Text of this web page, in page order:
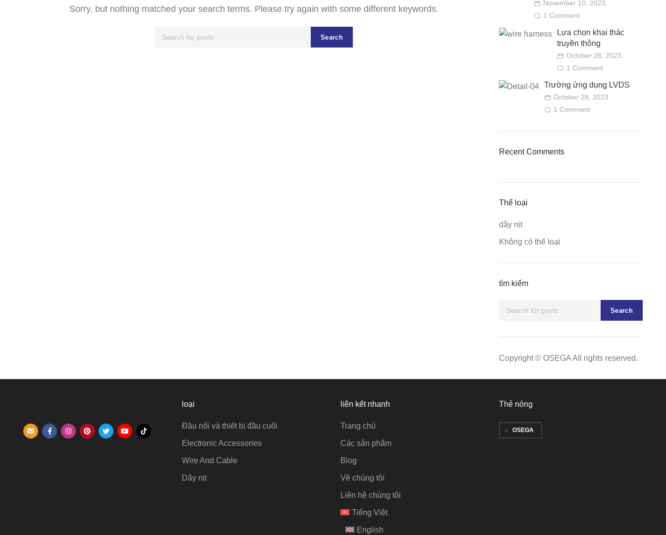
Sorry, but nothing matched your search terms. Please try again with some different keywords.
Search
November 10, 2023
1 Comment
Lựa chọn khai thác
truyền thông
October 28, 2023
1 Comment
Trường ứng dụng LVDS
October 28, 2023
1 Comment
Recent Comments
Thể loại
dây nịt
Không có thể loại
tìm kiếm
Search
Copyright © OSEGA All rights reserved.
loại
Đầu nối và thiết bị đầu cuối
Electronic Accessories
Wire And Cable
Dây nịt
liên kết nhanh
Trang chủ
Các sản phẩm
Blog
Về chúng tôi
Liên hệ chúng tôi
Tiếng Việt
English
Thẻ nóng
OSEGA